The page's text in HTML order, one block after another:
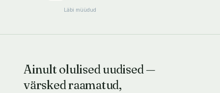
Läbi müüdud
Ainult olulised uudised —
värsked raamatud,